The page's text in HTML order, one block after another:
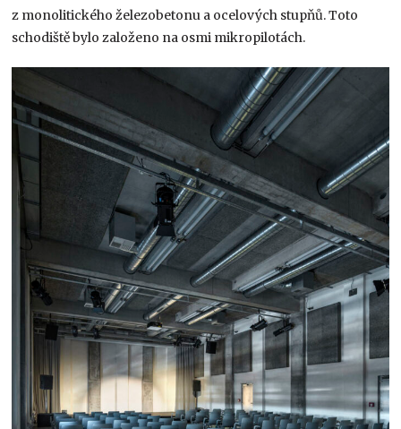
z monolitického železobetonu a ocelových stupňů. Toto
schodiště bylo založeno na osmi mikropilotách.